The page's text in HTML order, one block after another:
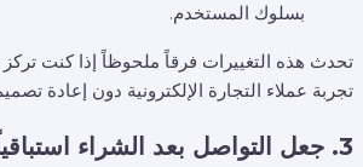
بسلوك المستخدم.
تحدث هذه التغييرات فرقاً ملحوظاً إذا كنت
تجربة عملاء التجارة الإلكترونية دون إعادة
3. جعل التواصل بعد الشراء استباقياً